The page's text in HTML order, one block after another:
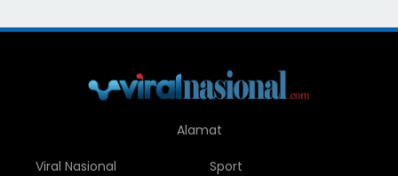
Alamat
Viral Nasional
Sport